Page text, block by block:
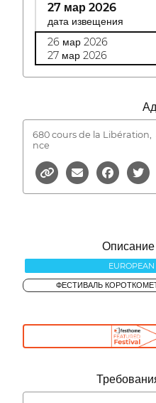
27 мар 2026
дата извещения
26 мар 2026
27 мар 2026
680 cours de la Libération,
nce
ФЕСТИВАЛЬ